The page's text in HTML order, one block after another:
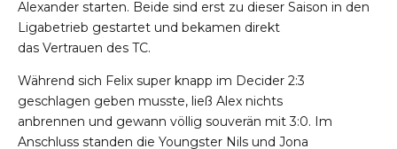
Alexander starten. Beide sind erst zu dieser Saison in den
Ligabetrieb gestartet und bekamen direkt
das Vertrauen des TC.
Während sich Felix super knapp im Decider 2:3
geschlagen geben musste, ließ Alex nichts
anbrennen und gewann völlig souverän mit 3:0. Im
Anschluss standen die Youngster Nils und Jona